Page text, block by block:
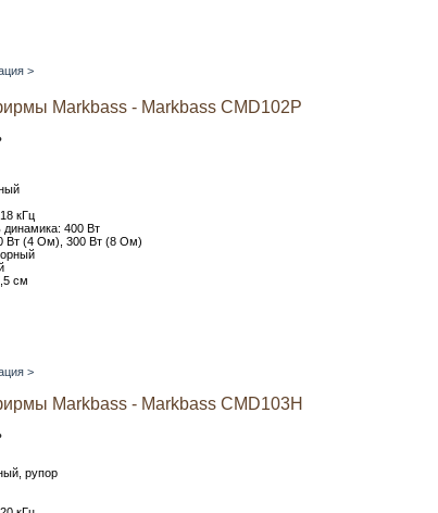
>
Markbass - Markbass CMD102P
кГц
400 Вт
Вт (4 Ом), 300 Вт (8 Ом)
см
>
Markbass - Markbass CMD103H
рупор